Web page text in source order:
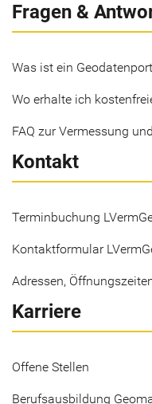
Fragen &
Was ist ein
Wo erhalte ich
FAQ zur Vermessung
Kontakt
Terminbuchung
Kontaktformular
Adressen,
Karriere
Offene Stellen
Berufsausbildung